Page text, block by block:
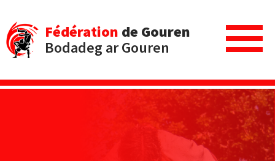
Fédération de Gouren
Bodadeg ar Gouren